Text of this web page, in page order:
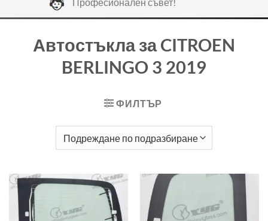
Автостъкла за CITROEN
BERLINGO 3 2019
ФИЛТЪР